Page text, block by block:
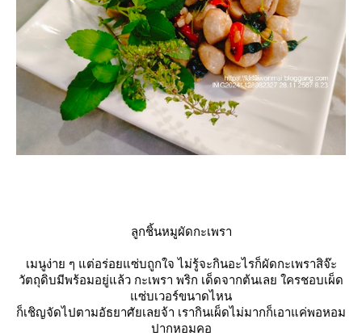
ลูกชิ้นหมูผัดกะเพรา
เมนูง่าย ๆ แต่อร่อยแซ่บถูกใจ ไม่รู้จะกินอะไรก็ผัดกะเพราสิจ๊ะ
วัตถุดิบมีพร้อมอยู่แล้ว กะเพรา พริก เด็ดจากต้นเลย ใครชอบเผ็ด
ซ่บเวอร์ขนาดไหน
ก็เชิญจัดไปตามอัธยาศัยเลยจ้า เรากินเผ็ดไม่มากก็เอาแค่พอหอม
ปากหอมคอ